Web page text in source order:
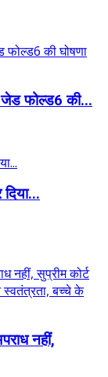
जेड फोल्ड6 की...
नहीं,